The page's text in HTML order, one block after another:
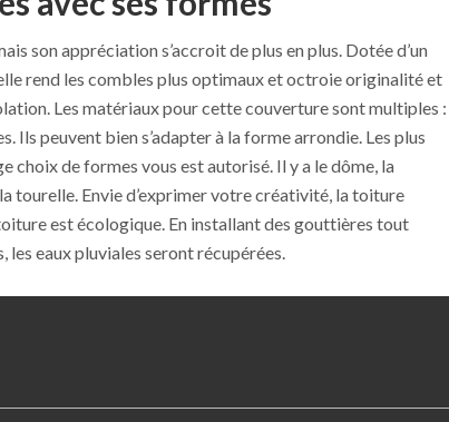
son appréciation s’accroit de plus en plus. Dotée d’un
rend les combles plus optimaux et octroie originalité et
Les matériaux pour cette couverture sont multiples :
Ils peuvent bien s’adapter à la forme arrondie. Les plus
choix de formes vous est autorisé. Il y a le dôme, la
tourelle. Envie d’exprimer votre créativité, la toiture
est écologique. En installant des gouttières tout
eaux pluviales seront récupérées.